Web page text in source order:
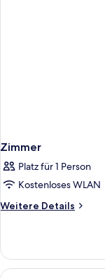
Zimmer
Platz für 1 Person
Kostenloses WLAN
Weitere Details
Weitere